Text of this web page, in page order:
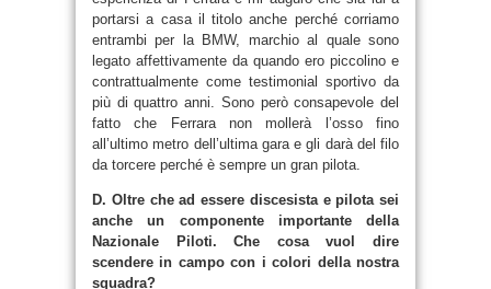
portarsi a casa il titolo anche perché corriamo
entrambi per la BMW, marchio al quale sono
legato affettivamente da quando ero piccolino e
contrattualmente come testimonial sportivo da
più di quattro anni. Sono però consapevole del
fatto che Ferrara non mollerà l’osso fino
all’ultimo metro dell’ultima gara e gli darà del filo
da torcere perché è sempre un gran pilota.
D. Oltre che ad essere discesista e pilota sei
anche un componente importante della
Nazionale Piloti. Che cosa vuol dire
scendere in campo con i colori della nostra
squadra?